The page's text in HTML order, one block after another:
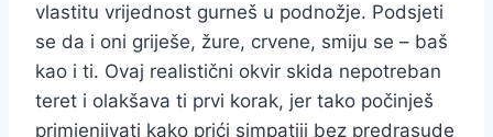
vlastitu vrijednost gurneš u podnožje. Podsjeti
se da i oni griješe, žure, crvene, smiju se – baš
kao i ti. Ovaj realistični okvir skida nepotreban
teret i olakšava ti prvi korak, jer tako počinješ
primjenjivati kako prići simpatiji bez predrasude